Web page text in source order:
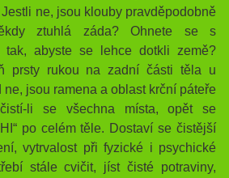
ne, jsou klouby pravděpodobně
ztuhlá záda? Ohnete se s
tak, abyste se lehce dotkli země?
prsty rukou na zadní části těla u
jsou ramena a oblast krční páteře
li se všechna místa, opět se
po celém těle. Dostaví se čistější
vytrvalost při fyzické i psychické
stále cvičit, jíst čisté potraviny,